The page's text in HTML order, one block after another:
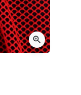
zoom_in